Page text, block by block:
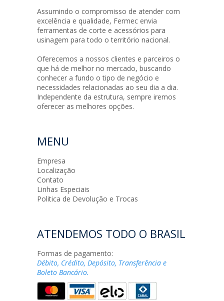
Assumindo o compromisso de atender com
excelência e qualidade, Fermec envia
ferramentas de corte e acessórios para
usinagem para todo o território nacional.
Oferecemos a nossos clientes e parceiros o
que há de melhor no mercado, buscando
conhecer a fundo o tipo de negócio e
necessidades relacionadas ao seu dia a dia.
Independente da estrutura, sempre iremos
oferecer as melhores opções.
MENU
Empresa
Localização
Contato
Linhas Especiais
Politica de Devolução e Trocas
ATENDEMOS TODO O BRASIL
Formas de pagamento:
Débito, Crédito, Depósito, Transferência e
Boleto Bancário.